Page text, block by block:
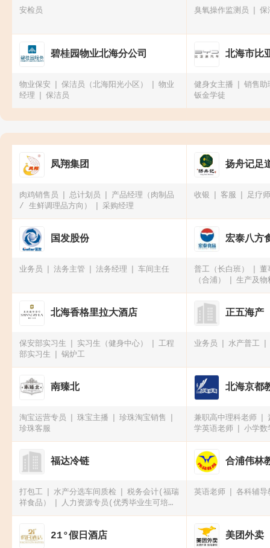
安检员 臭氧操作监测员 保
碧桂园物业北海分公司
物业保安 保洁员（北海阳光小区）
物业
经理
保洁员
北海市比
健身女主播
销售助
钣金学徒
凤翔集团
肉鸡销售员 总计划员
产品经理（肉制品
/ 生鲜调理品方向）
采购经理
扬舟记足
收银 客服 足疗
国发股份
业务员 法务主管 法务经理 车间主任
宏泰八方
普工（长白班）
董
（合浦）
生产及
经理)
北海香格里拉大酒店
保安部实习生 实习生（健身中心）
工程
部实习生
锅炉工
正五海产
业务员 水产普工
南臻北
淘宝运营专员 珠宝主播
珍珠淘宝销售
珍珠客服
北海京都
兼职高中理科老师
学英语老师
小学数
福达冷链
打包工 水产分选车间质检
税务会计(福瑞
祥食品）
人力资源专员(优秀毕业生可培
养）
合浦伟林
英语老师 各科辅导
21°假日酒店 美团外卖